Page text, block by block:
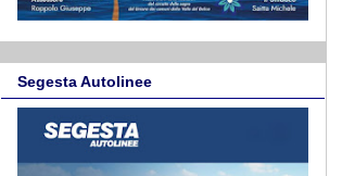
Segesta Autolinee